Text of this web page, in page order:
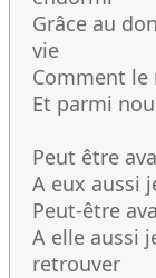
Grâce au
vie
Comment le
Et parmi
Peut être
A eux aussi
Peut-être
A elle aussi
retrouver